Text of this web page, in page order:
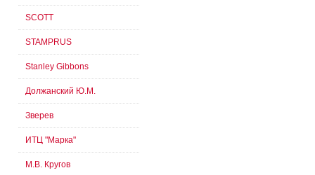
SCOTT
STAMPRUS
Stanley Gibbons
Должанский Ю.М.
Зверев
ИТЦ "Марка"
М.В. Кругов